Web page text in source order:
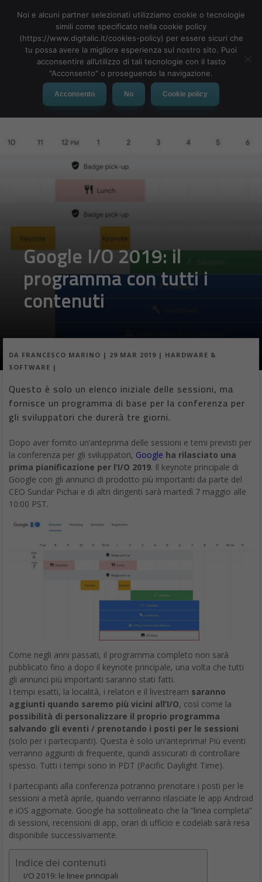
MENU
Google I/O 2019: il
programma con tutti i
contenuti
DA FRANCESCO MARINO | 29 MAR 2019 | HARDWARE &
SOFTWARE |
Questo è solo un elenco iniziale delle sessioni, ma
fornisce un programma di base per la conferenza per
gli sviluppatori che durerà tre giorni.
Dopo aver fornito un’anteprima delle sessioni e temi previsti per
la conferenza per gli sviluppatori, Google ha rilasciato una
prima pianificazione per l’I/O 2019. Il keynote principale di
Google con gli annunci di prodotto più importanti da parte del
CEO Sundar Pichai e di altri dirigenti sarà martedì 7 maggio alle
10:00 PST.
Come negli anni passati, il programma completo non sarà
pubblicato fino a dopo il keynote principale, una volta che tutti
gli annunci più importanti saranno stati fatti.
I tempi esatti, la località, i relatori e il livestream saranno
aggiunti quando saremo più vicini all’I/O, così come la
possibilità di personalizzare il proprio programma
salvando gli eventi / prenotando i posti per le sessioni
(solo per i partecipanti). Questa è solo un’anteprima! Più eventi
verranno aggiunti di frequente, quindi assicurati di controllare
spesso. Tutti i tempi sono in PDT (Pacific Daylight Time).
I partecipanti alla conferenza potranno prenotare i posti per le
sessioni a metà aprile, quando verranno rilasciate le app Android
e iOS aggiornate. Google ha sottolineato che la “linea completa”
di sessioni, recensioni di app, orari di ufficio e codelab sarà resa
disponibile successivamente.
Indice dei contenuti
I/O 2019: le linee principali
Noi e alcuni partner selezionati utilizziamo cookie o tecnologie
simili come specificato nella cookie policy
(https://www.digitalic.it/cookies-policy) per essere sicuri che
tu possa avere la migliore esperienza sul nostro sito. Puoi
acconsentire all’utilizzo di tali tecnologie con il tasto
"Acconsento" o proseguendo la navigazione.
Acconsento No Cookie policy